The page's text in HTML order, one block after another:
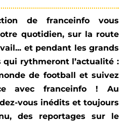
defranceinfo vous
quotidien,sur la route
... et pendant les grands
rythmeront l’actualité :
de football et suivez
avecfranceinfo ! Au
vous inédits et toujours
des
reportages sur le